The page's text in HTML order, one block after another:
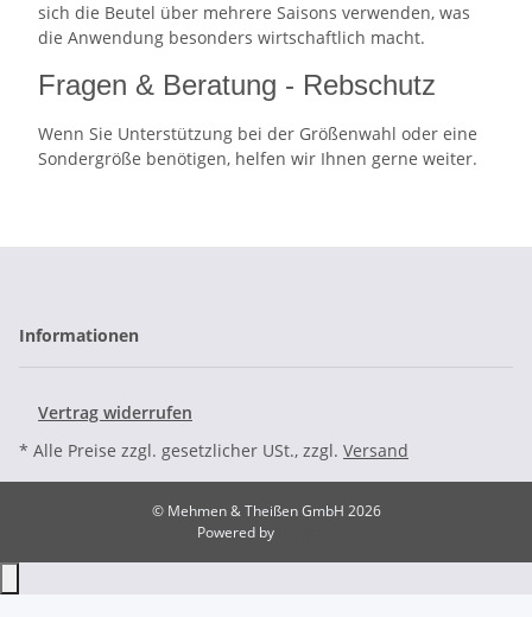
sich die Beutel über mehrere Saisons verwenden, was
die Anwendung besonders wirtschaftlich macht.
Fragen & Beratung - Rebschutz
Wenn Sie Unterstützung bei der Größenwahl oder eine
Sondergröße benötigen, helfen wir Ihnen gerne weiter.
Informationen
Vertrag widerrufen
* Alle Preise zzgl. gesetzlicher USt., zzgl. Versand
© Mehmen & Theißen GmbH 2026
Powered by